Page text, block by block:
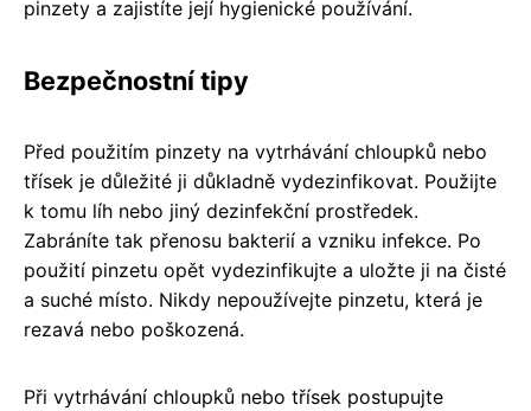
pinzety a zajistíte její hygienické používání.
Bezpečnostní tipy
Před použitím pinzety na vytrhávání chloupků nebo
třísek je důležité ji důkladně vydezinfikovat. Použijte
k tomu líh nebo jiný dezinfekční prostředek.
Zabráníte tak přenosu bakterií a vzniku infekce. Po
použití pinzetu opět vydezinfikujte a uložte ji na čisté
a suché místo. Nikdy nepoužívejte pinzetu, která je
rezavá nebo poškozená.
Při vytrhávání chloupků nebo třísek postupujte